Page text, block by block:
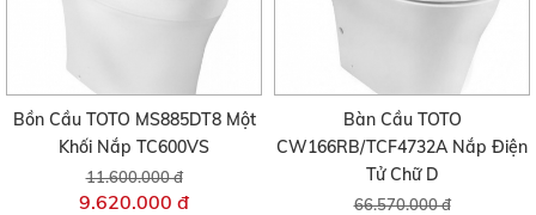
Bồn Cầu TOTO MS885DT8 Một
Khối Nắp TC600VS
11.600.000 đ
9.620.000 đ
Bàn Cầu TOTO
CW166RB/TCF4732A Nắp Điện
Tử Chữ D
66.570.000 đ